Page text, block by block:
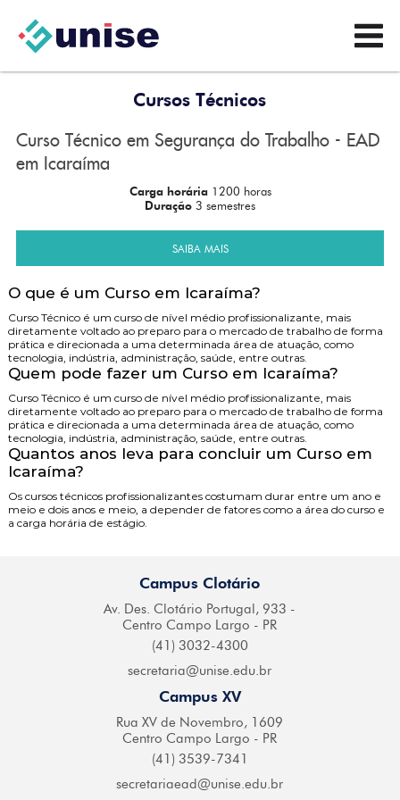
Cursos Técnicos
Curso Técnico em Segurança do Trabalho - EAD
em Icaraíma
Carga horária 1200 horas
Duração 3 semestres
SAIBA MAIS
O que é um Curso em Icaraíma?
Curso Técnico é um curso de nível médio profissionalizante, mais
diretamente voltado ao preparo para o mercado de trabalho de forma
prática e direcionada a uma determinada área de atuação, como
tecnologia, indústria, administração, saúde, entre outras.
Quem pode fazer um Curso em Icaraíma?
Curso Técnico é um curso de nível médio profissionalizante, mais
diretamente voltado ao preparo para o mercado de trabalho de forma
prática e direcionada a uma determinada área de atuação, como
tecnologia, indústria, administração, saúde, entre outras.
Quantos anos leva para concluir um Curso em
Icaraíma?
Os cursos técnicos profissionalizantes costumam durar entre um ano e
meio e dois anos e meio, a depender de fatores como a área do curso e
a carga horária de estágio.
Campus Clotário
Av. Des. Clotário Portugal, 933 -
Centro Campo Largo - PR
(41) 3032-4300
secretaria@unise.edu.br
Campus XV
Rua XV de Novembro, 1609
Centro Campo Largo - PR
(41) 3539-7341
secretariaead@unise.edu.br